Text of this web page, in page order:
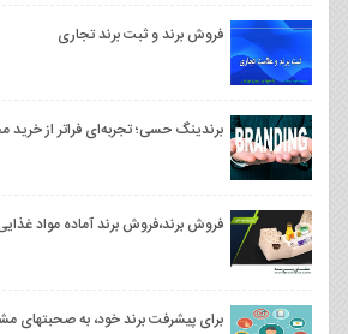
فروش برند و ثبت برند تجاری
برندینگ حسی؛ تجربه‌ای فراتر از
فروش برند،فروش برند آماده مواد
برای پیشرفت برند خود، به صحبتهای